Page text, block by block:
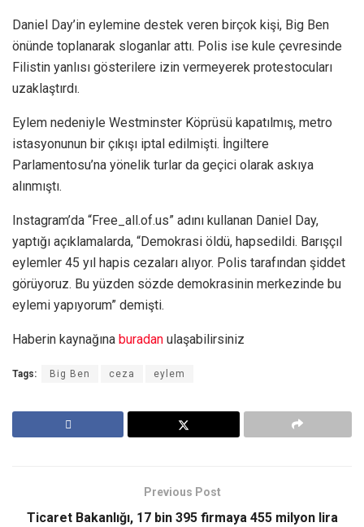
Daniel Day’in eylemine destek veren birçok kişi, Big Ben
önünde toplanarak sloganlar attı. Polis ise kule çevresinde
Filistin yanlısı gösterilere izin vermeyerek protestocuları
uzaklaştırdı.
Eylem nedeniyle Westminster Köprüsü kapatılmış, metro
istasyonunun bir çıkışı iptal edilmişti. İngiltere
Parlamentosu’na yönelik turlar da geçici olarak askıya
alınmıştı.
Instagram’da “Free_all.of.us” adını kullanan Daniel Day,
yaptığı açıklamalarda, “Demokrasi öldü, hapsedildi. Barışçıl
eylemler 45 yıl hapis cezaları alıyor. Polis tarafından şiddet
görüyoruz. Bu yüzden sözde demokrasinin merkezinde bu
eylemi yapıyorum” demişti.
Haberin kaynağına buradan ulaşabilirsiniz
Tags: Big Ben ceza eylem
Previous Post
Ticaret Bakanlığı, 17 bin 395 firmaya 455 milyon lira